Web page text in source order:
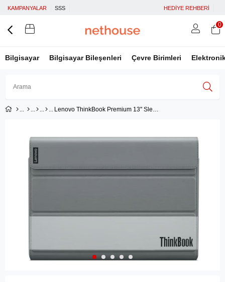
KAMPANYALAR SSS HEDİYE REHBERİ
Bilgisayar Bilgisayar Bileşenleri Çevre Birimleri
0
Lenovo ThinkBook Premium 13'' Sleeve Notebook Kılıfı - 4X41H03365